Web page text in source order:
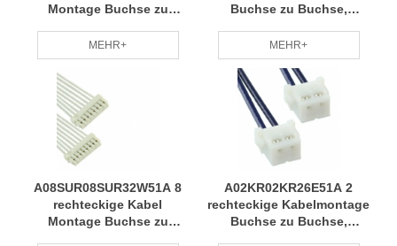
Montage Buchse zu
'(203,20mm, 8,00 ")
Kabelbaum weithin
anwendbar auf grüne und
umweltfreundliche RCD
MEHR+
Buchse zu Buchse,
'(152,40mm, 6,00 ")
Kabelbaum grün,
umweltfreundlich,
energiesparend und
verbrauchsreduzierend
RCD
MEHR+
A08SUR08SUR32W51A 8
rechteckige Kabel
Montage Buchse zu
A02KR02KR26E51A 2
rechteckige Kabelmontage
Buchse zu Buchse,